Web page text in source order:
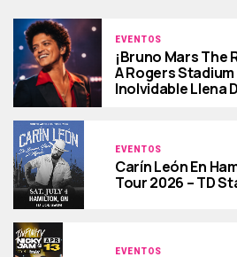
EVENTOS
¡Bruno Mars The
A Rogers
Inolvidable Llena
EVENTOS
Carín León En
Tour 2026 – TD
EVENTOS